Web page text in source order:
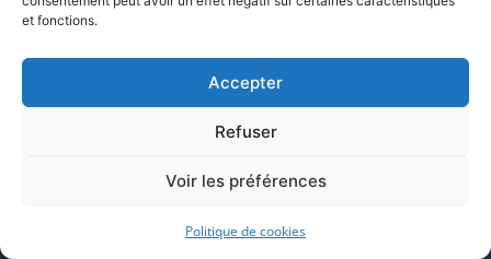
et fonctions.
Accepter
Refuser
Voir les préférences
Politique de cookies
pour un constat
du droit de travail
Que vous soyez un salarié confronté à un
documenter des manquements